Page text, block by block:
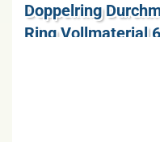
Dop­pel­ring
Ring Voll­ma­te­ri­al